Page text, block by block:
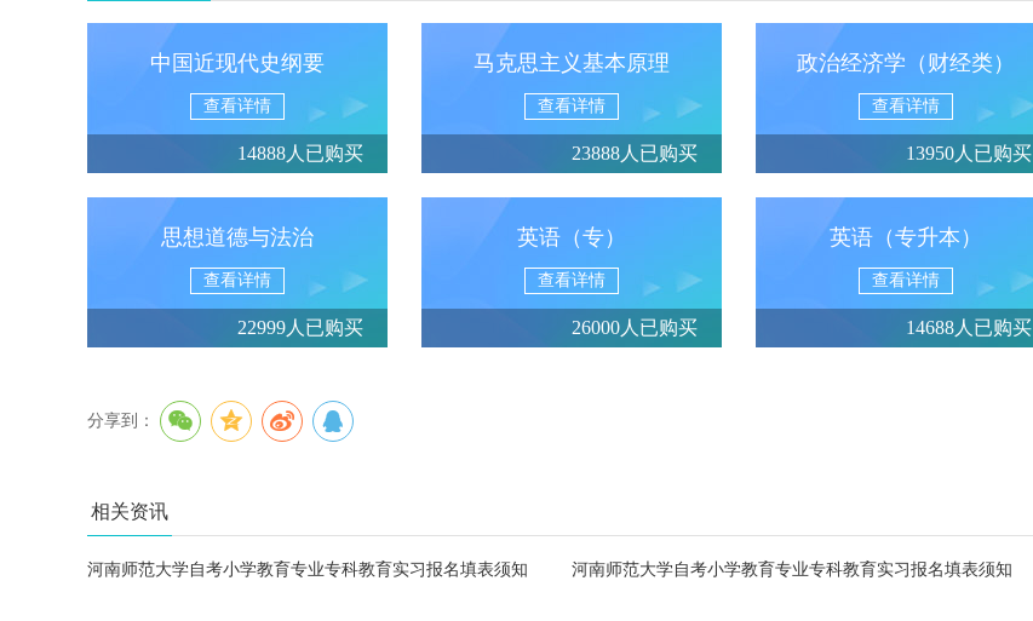
中国近现代史纲要
查看详情
14888人已购买
马克思主义基本原理
查看详情
23888人已购买
政治经济学（财经类）
查看详情
13950人已购买
思想道德与法治
查看详情
22999人已购买
英语（专）
查看详情
26000人已购买
英语（专升本）
查看详情
14688人已购买
分享到：
相关资讯
河南师范大学自考小学教育专业专科教育实习报名填表须知 河南师范大学自考小学教育专业专科教育实习报名填表须知